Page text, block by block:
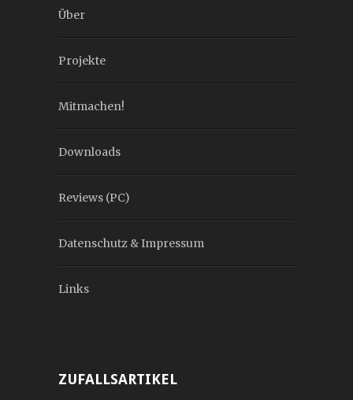
Über
Projekte
Mitmachen!
Downloads
Reviews (PC)
Datenschutz & Impressum
Links
ZUFALLSARTIKEL